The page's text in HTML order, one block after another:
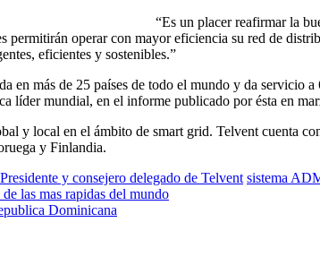
“Es un placer reafirmar la
permitirán operar con mayor eficiencia su red de
eficientes y sostenibles.”
en más de 25 países de todo el mundo y da
líder mundial, en el informe publicado por ésta en
y local en el ámbito de smart grid. Telvent cuenta
y Finlandia.
Presidente y consejero delegado de Telvent sistema
las mas rapidas del mundo
Dominicana